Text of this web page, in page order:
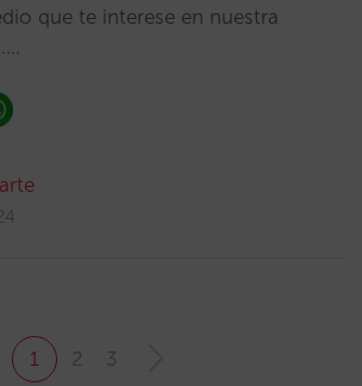
que te interese en nuestra
1 2 3